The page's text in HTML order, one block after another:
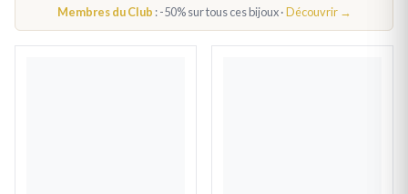
Membres du Club : -50% sur tous ces bijoux ·Découvrir →